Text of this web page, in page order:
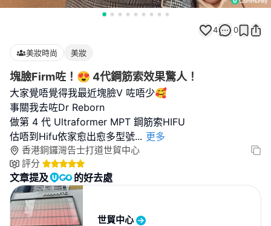
4 0
美妝時尚 美妝
塊臉Firm咗！😍 4代鋼筋索效果驚人！
大家覺唔覺得我最近塊臉V 咗唔少🥰
事關我去咗Dr Reborn
做第 4 代 Ultraformer MPT 鋼筋索HIFU
估唔到Hifu依家愈出愈多型號... 更多
香港銅鑼灣告士打道世貿中心
評分
文章提及 的好去處
世貿中心